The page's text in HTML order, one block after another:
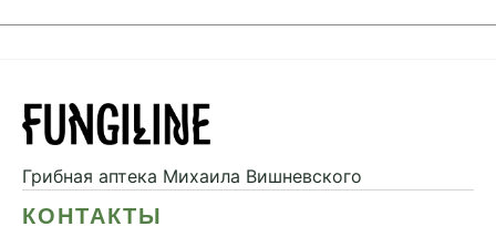
Грибная аптека Михаила Вишневского
КОНТАКТЫ